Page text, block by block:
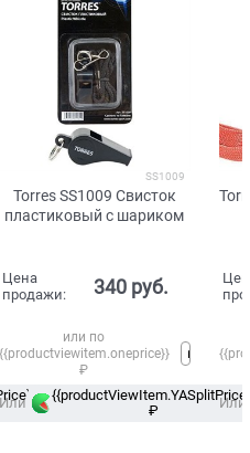
в
Сплит
SS1009
Torres SS1009 Свисток
пластиковый с шариком
Цена
продажи:
340 руб.
или по
{{productviewitem.oneprice}}
₽
Или
₽
Или